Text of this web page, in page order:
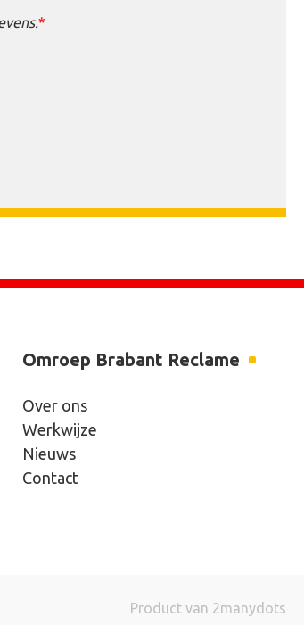
*
Omroep Brabant Reclame
Over ons
Werkwijze
Nieuws
Contact
Product van 2manydots